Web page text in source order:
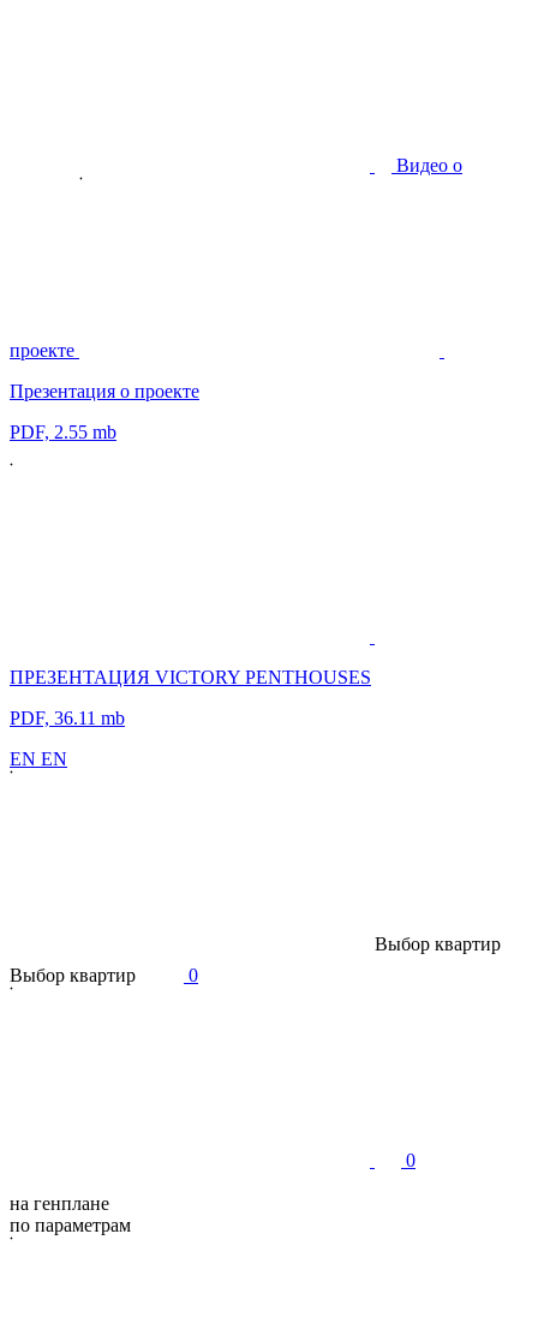
Видео о
проекте
Презентация о проекте
PDF, 2.55 mb
ПРЕЗЕНТАЦИЯ VICTORY PENTHOUSES
PDF, 36.11 mb
EN EN
Выбор квартир
Выбор квартир 0
0
на генплане
по параметрам